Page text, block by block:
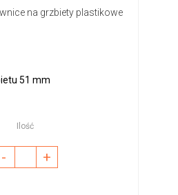
na grzbiety plastikowe
51 mm
Ilość
- +